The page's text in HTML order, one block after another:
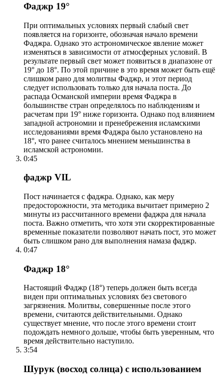
Фаджр 19°
При оптимальных условиях первый слабый свет
появляется на горизонте, обозначая начало времени
Фаджра. Однако это астрономическое явление может
изменяться в зависимости от атмосферных условий. В
результате первый свет может появиться в диапазоне от
19° до 18°. По этой причине в это время может быть ещё
слишком рано для молитвы Фаджр, и этот период
следует использовать только для начала поста. До
распада Османской империи время Фаджра в
большинстве стран определялось по наблюдениям и
расчетам при 19° ниже горизонта. Однако под влиянием
западной астрономии и пренебрежения исламскими
исследованиями время Фаджра было установлено на
18°, что ранее считалось мнением меньшинства в
исламской астрономии.
0:45
фаджр VIL
Пост начинается с фаджра. Однако, как меру
предосторожности, эта методика вычитает примерно 2
минуты из рассчитанного времени фаджра для начала
поста. Важно отметить, что хотя эти скорректированные
временные показатели позволяют начать пост, это может
быть слишком рано для выполнения намаза фаджр.
0:47
Фаджр 18°
Настоящий Фаджр (18°) теперь должен быть всегда
виден при оптимальных условиях без светового
загрязнения. Молитвы, совершенные после этого
времени, считаются действительными. Однако
существует мнение, что после этого времени стоит
подождать немного дольше, чтобы быть уверенным, что
время действительно наступило.
3:54
Шурук (восход солнца) с использованием